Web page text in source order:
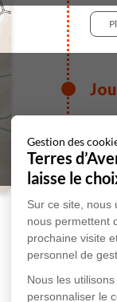
Gestion des
Terres
laisse le
Sur ce site, nous
nous permettent
prochaine visite
personnel de
Nous les
personnaliser le
et
la
au
puis